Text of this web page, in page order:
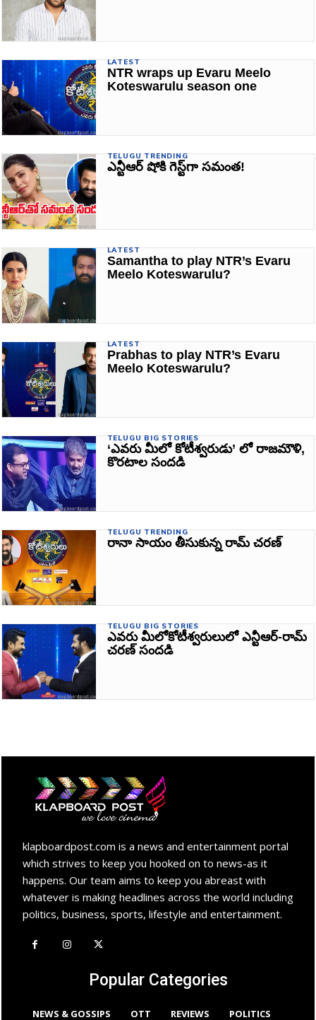
LATEST
NTR wraps up Evaru Meelo
Koteswarulu season one
TELUGU TRENDING
ఎన్టీఆర్‌ షోకి గెస్ట్‌గా సమంత!
LATEST
Samantha to play NTR’s Evaru
Meelo Koteswarulu?
LATEST
Prabhas to play NTR’s Evaru
Meelo Koteswarulu?
TELUGU BIG STORIES
‘ఎవరు మీలో కోటీశ్వరుడు’ లో రాజమౌళి,
కొరటాల సందడి
TELUGU TRENDING
రానా సాయం తీసుకున్న రామ్‌ చరణ్‌
TELUGU BIG STORIES
ఎవరు మీలోకోటీశ్వరులులో ఎన్టీఆర్‌-రామ్‌
చరణ్‌ సందడి
klapboardpost.com is a news and entertainment portal
which strives to keep you hooked on to news-as it
happens. Our team aims to keep you abreast with
whatever is making headlines across the world including
politics, business, sports, lifestyle and entertainment.
Popular Categories
NEWS & GOSSIPS OTT REVIEWS POLITICS